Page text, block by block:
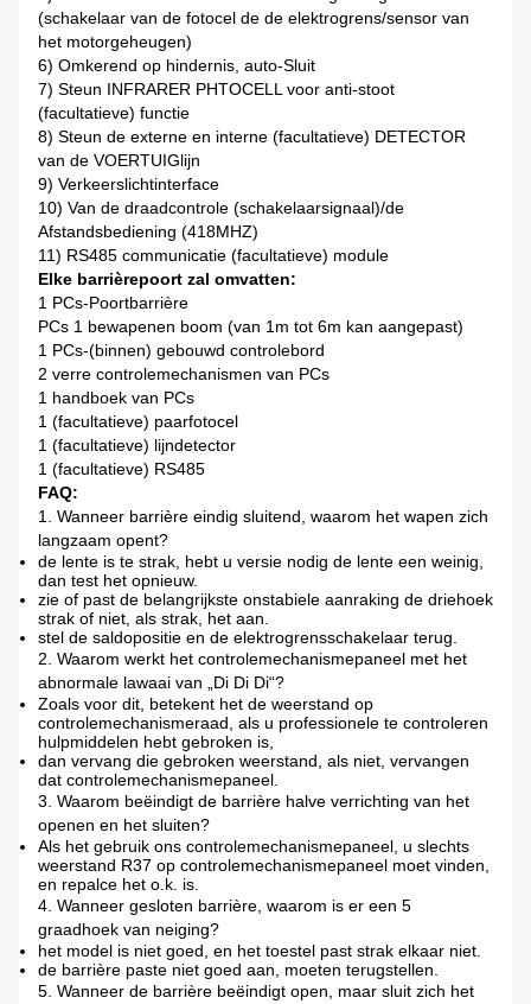
(schakelaar van de fotocel de de elektrogrens/sensor van
het motorgeheugen)
6) Omkerend op hindernis, auto-Sluit
7) Steun INFRARER PHTOCELL voor anti-stoot
(facultatieve) functie
8) Steun de externe en interne (facultatieve) DETECTOR
van de VOERTUIGlijn
9) Verkeerslichtinterface
10) Van de draadcontrole (schakelaarsignaal)/de
Afstandsbediening (418MHZ)
11) RS485 communicatie (facultatieve) module
Elke barrièrepoort zal omvatten:
1 PCs-Poortbarrière
PCs 1 bewapenen boom (van 1m tot 6m kan aangepast)
1 PCs-(binnen) gebouwd controlebord
2 verre controlemechanismen van PCs
1 handboek van PCs
1 (facultatieve) paarfotocel
1 (facultatieve) lijndetector
1 (facultatieve) RS485
FAQ:
1. Wanneer barrière eindig sluitend, waarom het wapen zich
langzaam opent?
de lente is te strak, hebt u versie nodig de lente een weinig,
dan test het opnieuw.
zie of past de belangrijkste onstabiele aanraking de driehoek
strak of niet, als strak, het aan.
stel de saldopositie en de elektrogrensschakelaar terug.
2. Waarom werkt het controlemechanismepaneel met het
abnormale lawaai van „Di Di Di“?
Zoals voor dit, betekent het de weerstand op
controlemechanismeraad, als u professionele te controleren
hulpmiddelen hebt gebroken is,
dan vervang die gebroken weerstand, als niet, vervangen
dat controlemechanismepaneel.
3. Waarom beëindigt de barrière halve verrichting van het
openen en het sluiten?
Als het gebruik ons controlemechanismepaneel, u slechts
weerstand R37 op controlemechanismepaneel moet vinden,
en repalce het o.k. is.
4. Wanneer gesloten barrière, waarom is er een 5
graadhoek van neiging?
het model is niet goed, en het toestel past strak elkaar niet.
de barrière paste niet goed aan, moeten terugstellen.
5. Wanneer de barrière beëindigt open, maar sluit zich het